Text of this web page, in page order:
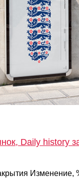
Daily history
Изменение,